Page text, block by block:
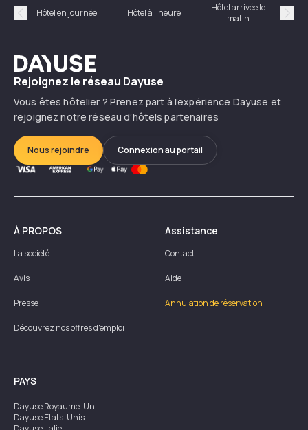
Précédent
Hôtel en journée Hôtel à l'heure
Hôtel arrivée le
matin
Dayuse
Rejoignez le réseau Dayuse
Vous êtes hôtelier ? Prenez part à l’expérience Dayuse et
rejoignez notre réseau d’hôtels partenaires
Nous rejoindre Connexion au portail
À PROPOS
La société
Avis
Presse
Découvrez nos offres d'emploi
Assistance
Contact
Aide
Annulation de réservation
PAYS
DayuseRoyaume-Uni
DayuseÉtats-Unis